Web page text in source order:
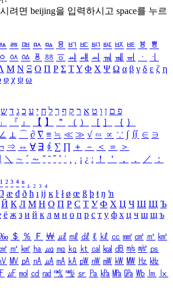
려면 beijing을 입력하시고 space를 누르
ㅭ ㅮ ㅯ ㅰ ㅱ ㅲ ㅳ ㅴ ㅵ ㅶ ㅷ ㅸ
ㅹ
ㆁ ㆂ ㆃ ㆄ ㆅ ㆆ ㆇ ㆈ ㆉ ㆊ ㆋ ㆌ ㆍ
ㆎ
Μ Ν Ξ Ο Π Ρ Σ ΤΥ Φ Χ Ψ Ω α β γ δ ε ζ η
φ χ ψ ω
פ ם ן ו ט א ר ק ף ך ל ח י ע כ ג ד ש
」 『 』 【 】 ＂ （ ） ［ ］ ｛ ｝
∠ ⊥ ⌒ ∂ ∇ ≡ ≒ ≪ ≫ √ ∽ ∝ ∵ ∫ ∬ ∈ ∋
⇒ ⇔ ∀ ∃ ∮ ∑ ∏ ＋ － ＜ ＝
＞
＼ ∼ ´ ～ ˇ ˘ ˝ ˚ ˙ ¸ ¡ ¿ ː ！ ＇ ， ． ／
：
¹ ² ³ ⁴ ⁿ ₁ ₂ ₃ ₄
æ đ ð ħ ı ĳ ĸ ŀ ł ø œ ß þ ŧ ŋ ŉ
Й К Л М Н О П Р С Т У Ф Х Ц Ч Ш Щ Ъ
ё ж з и й к л м н о п р с т у ф х ц ч ш щ ъ
＄ ％ Ｆ ￦ ㎕ ㎖ ㎗ ℓ ㎘ ㏄ ㎣ ㎤ ㎥ ㎦
㎡ ㎢ ㏊ ㎍ ㎎ ㎏ ㏏ ㎈ ㎉ ㏈ ㎧ ㎨ ㎰
㎹ ㎀ ㎁ ㎂ ㎃ ㎄ ㎺ ㎻ ㎽ ㎾ ㎿ ㎐ ㎑
㎌ ㏖ ㏅ ㎭ ㎮ ㎯ ㏛ ㎩ ㎪ ㎫ ㎬ ㏝ ㏐
㏓